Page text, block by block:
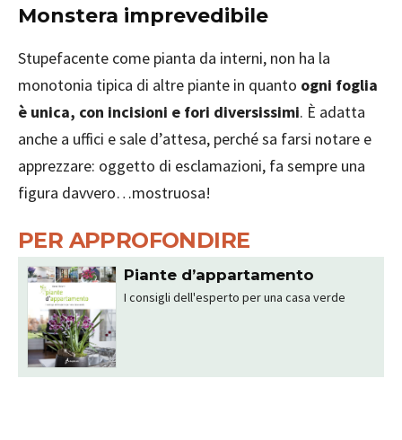
Monstera imprevedibile
Stupefacente come pianta da interni, non ha la
monotonia tipica di altre piante in quanto ogni foglia
è unica, con incisioni e fori diversissimi. È adatta
anche a uffici e sale d’attesa, perché sa farsi notare e
apprezzare: oggetto di esclamazioni, fa sempre una
figura davvero…mostruosa!
PER APPROFONDIRE
Piante d’appartamento
I consigli dell'esperto per una casa verde